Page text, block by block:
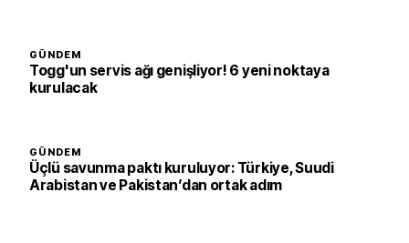
GÜNDEM
Togg'un servis ağı genişliyor! 6 yeni noktaya
kurulacak
GÜNDEM
Üçlü savunma paktı kuruluyor: Türkiye, Suudi
Arabistan ve Pakistan’dan ortak adım